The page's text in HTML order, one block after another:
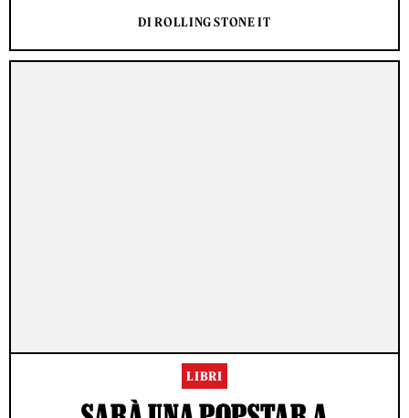
DI ROLLING STONE IT
LIBRI